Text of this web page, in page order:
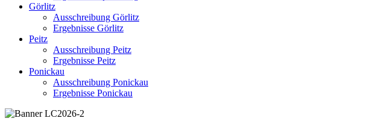
Görlitz
Ausschreibung Görlitz
Ergebnisse Görlitz
Peitz
Ausschreibung Peitz
Ergebnisse Peitz
Ponickau
Ausschreibung Ponickau
Ergebnisse Ponickau